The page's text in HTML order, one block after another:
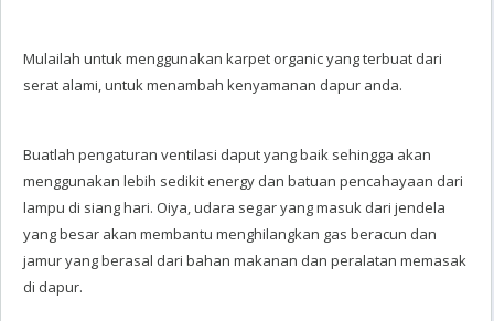
Mulailah untuk menggunakan karpet organic yang terbuat dari
serat alami, untuk menambah kenyamanan dapur anda.
Buatlah pengaturan ventilasi daput yang baik sehingga akan
menggunakan lebih sedikit energy dan batuan pencahayaan dari
lampu di siang hari. Oiya, udara segar yang masuk dari jendela
yang besar akan membantu menghilangkan gas beracun dan
jamur yang berasal dari bahan makanan dan peralatan memasak
di dapur.